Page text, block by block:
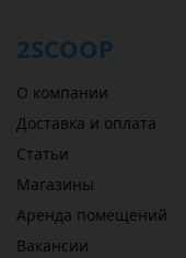
2SCOOP
О компании
Доставка и оплата
Статьи
Магазины
Аренда помещений
Вакансии